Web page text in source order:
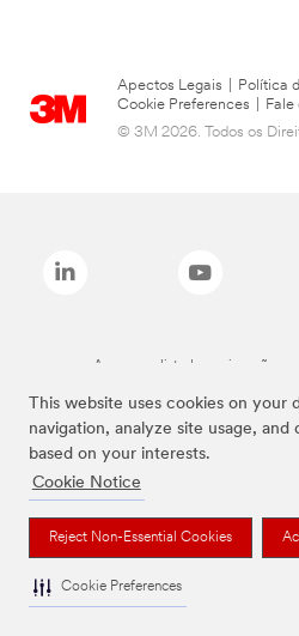
This website uses cookies on your
navigation, analyze site usage,
based on your interests.
Cookie Notice
Reject Non-Essential Cookies
Cookie Preferences
Apectos Legais Política
Cookie Preferences
Fale
© 3M 2026. Todos os
As marcas listadas a cima são